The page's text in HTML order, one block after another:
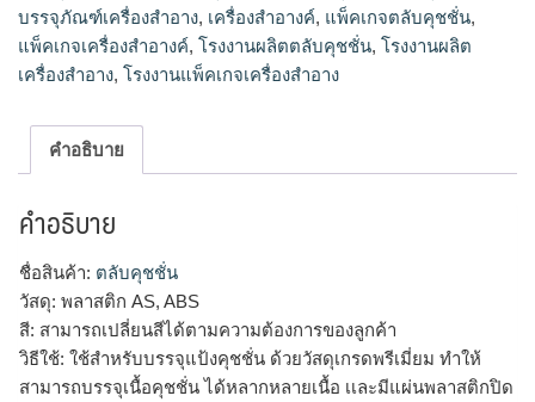
บรรจุภัณฑ์เครื่องสำอาง, เครื่องสำอางค์, แพ็คเกจตลับคุชชั่น,
แพ็คเกจเครื่องสำอางค์, โรงงานผลิตตลับคุชชั่น, โรงงานผลิต
เครื่องสำอาง, โรงงานแพ็คเกจเครื่องสำอาง
คำอธิบาย
คำอธิบาย
ชื่อสินค้า: ตลับคุชชั่น
วัสดุ: พลาสติก AS, ABS
สี: สามารถเปลี่ยนสีได้ตามความต้องการของลูกค้า
วิธีใช้: ใช้สำหรับบรรจุแป้งคุชชั่น ด้วยวัสดุเกรดพรีเมี่ยม ทำให้
สามารถบรรจุเนื้อคุชชั่น ได้หลากหลายเนื้อ เเละมีแผ่นพลาสติกปิด